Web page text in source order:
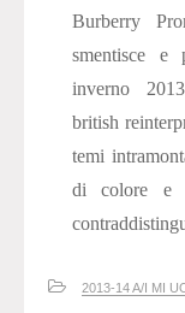
Burberry
smentisce e
inverno
british
temi
di colore e
2013-14 A/I MI